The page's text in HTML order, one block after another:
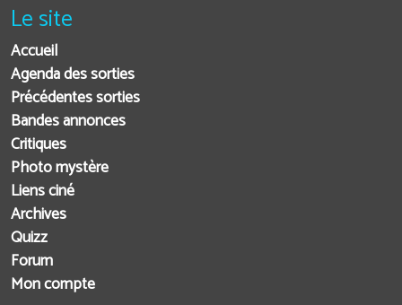
Le site
Accueil
Agenda des sorties
Précédentes sorties
Bandes annonces
Critiques
Photo mystère
Liens ciné
Archives
Quizz
Forum
Mon compte